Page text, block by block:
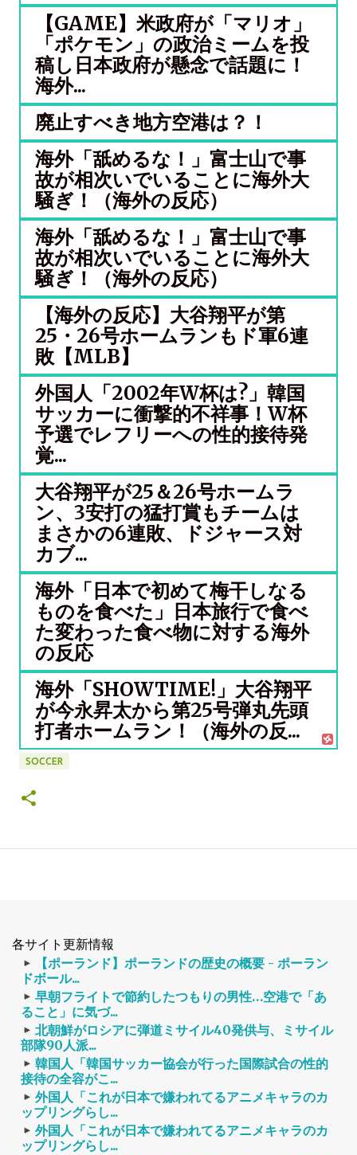
【GAME】米政府が「マリオ」
「ポケモン」の政治ミームを投
稿し日本政府が懸念で話題に！
海外...
廃止すべき地方空港は？！
海外「舐めるな！」富士山で事
故が相次いでいることに海外大
騒ぎ！（海外の反応）
海外「舐めるな！」富士山で事
故が相次いでいることに海外大
騒ぎ！（海外の反応）
【海外の反応】大谷翔平が第
25・26号ホームランもド軍6連
敗【MLB】
外国人「2002年W杯は?」韓国
サッカーに衝撃的不祥事！W杯
予選でレフリーへの性的接待発
覚...
大谷翔平が25＆26号ホームラ
ン、3安打の猛打賞もチームは
まさかの6連敗、ドジャース対
カブ...
海外「日本で初めて梅干しなる
ものを食べた」日本旅行で食べ
た変わった食べ物に対する海外
の反応
海外「SHOWTIME!」大谷翔平
が今永昇太から第25号弾丸先頭
打者ホームラン！（海外の反...
SOCCER
各サイト更新情報
【ポーランド】ポーランドの歴史の概要 - ポーラン
ドボール...
早朝フライトで節約したつもりの男性…空港で「あ
ること」に気づ...
北朝鮮がロシアに弾道ミサイル40発供与、ミサイル
部隊90人派...
韓国人「韓国サッカー協会が行った国際試合の性的
接待の全容がこ...
外国人「これが日本で嫌われてるアニメキャラのカ
ップリングらし...
外国人「これが日本で嫌われてるアニメキャラのカ
ップリングらし...